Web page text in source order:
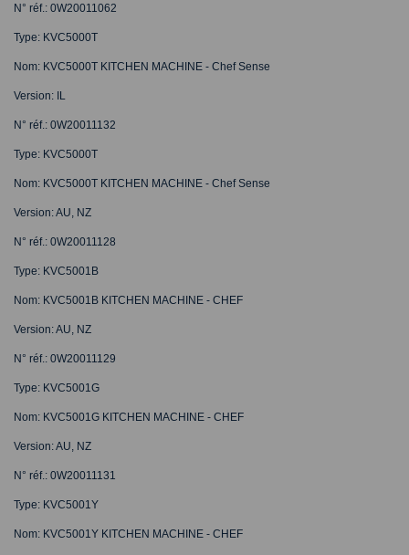
N° réf.: 0W20011062
Type: KVC5000T
Nom: KVC5000T KITCHEN MACHINE - Chef Sense
Version: IL
N° réf.: 0W20011132
Type: KVC5000T
Nom: KVC5000T KITCHEN MACHINE - Chef Sense
Version: AU, NZ
N° réf.: 0W20011128
Type: KVC5001B
Nom: KVC5001B KITCHEN MACHINE - CHEF
Version: AU, NZ
N° réf.: 0W20011129
Type: KVC5001G
Nom: KVC5001G KITCHEN MACHINE - CHEF
Version: AU, NZ
N° réf.: 0W20011131
Type: KVC5001Y
Nom: KVC5001Y KITCHEN MACHINE - CHEF